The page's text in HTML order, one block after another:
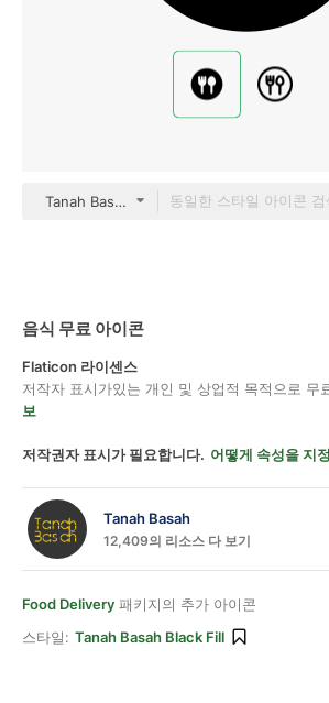
Tanah Basah black fill
음식 무료 아이콘
Flaticon 라이센스
저작자 표시가있는 개인 및 상업적 목적으로 무
보
저작권자 표시가 필요합니다. 어떻게 속성을 지
Tanah Basah
12,409의 리소스 다 보기
Food Delivery 패키지의 추가 아이콘
스타일: Tanah Basah Black Fill